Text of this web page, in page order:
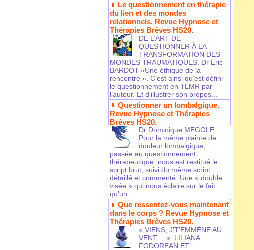
Le questionnement en thérapie
du lien et des mondes
relationnels. Revue Hypnose et
Thérapies Brèves HS20.
DE L’ART DE
QUESTIONNER À LA
TRANSFORMATION DES
MONDES TRAUMATIQUES. Dr Eric
BARDOT «Une éthique de la
rencontre ». C’est ainsi qu’est défini
le questionnement en TLMR par
l’auteur. Et d’illustrer son propos...
Questionner un lombalgique.
Revue Hypnose et Thérapies
Brèves HS20.
Dr Dominique MEGGLÉ.
Pour la même plainte de
douleur lombalgique,
passée au questionnement
thérapeutique, nous est restitué le
script brut, suivi du même script
détaillé et commenté. Une « double
visée » qui nous éclaire sur le fait
qu’un...
Que ressentez-vous maintenant
dans le corps ? Revue Hypnose et
Thérapies Brèves HS20.
« VIENS, J’T’EMMÈNE AU
VENT… ». LILIANA
FODOREAN ET